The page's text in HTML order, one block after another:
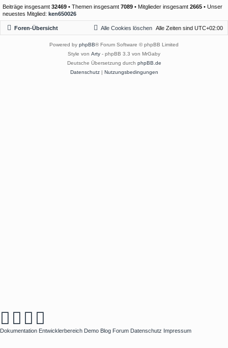
Beiträge insgesamt 32469 • Themen insgesamt 7089 • Mitglieder insgesamt 2665 • Unser
neuestes Mitglied: ken650026
Foren-Übersicht Alle Zeiten sind UTC+02:00
Alle Cookies löschen
Powered by phpBB® Forum Software © phpBB Limited
Style von Arty - phpBB 3.3 von MrGaby
Deutsche Übersetzung durch phpBB.de
Datenschutz| Nutzungsbedingungen
Dokumentation Entwicklerbereich Demo Blog Forum Datenschutz Impressum